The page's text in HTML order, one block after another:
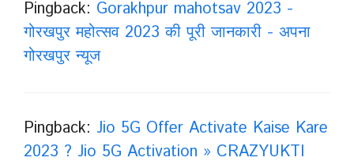
Pingback: Gorakhpur mahotsav 2023 -
गोरखपुर महोत्सव 2023 की पूरी जानकारी - अपना
गोरखपुर न्यूज
Pingback: Jio 5G Offer Activate Kaise Kare
2023 ? Jio 5G Activation » CRAZYUKTI